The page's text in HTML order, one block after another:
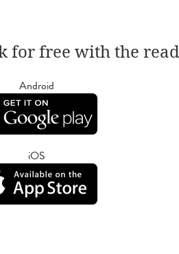
for free with the
Android
iOS